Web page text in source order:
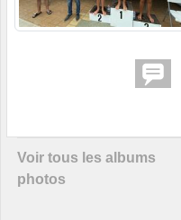
Voir tous les albums
photos